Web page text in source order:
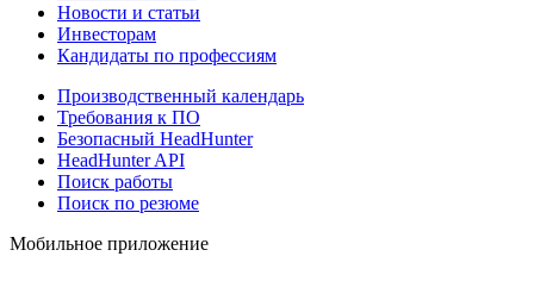
Новости и статьи
Инвесторам
Кандидаты по профессиям
Производственный календарь
Требования к ПО
Безопасный HeadHunter
HeadHunter API
Поиск работы
Поиск по резюме
Мобильное приложение